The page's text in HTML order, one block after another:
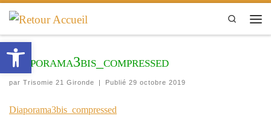
Passer au contenu
Search
Diaporama3bis_compressed
par Trisomie 21 Gironde | Publié 29 octobre 2019
Diaporama3bis_compressed
Ouvrir la barre d’outils